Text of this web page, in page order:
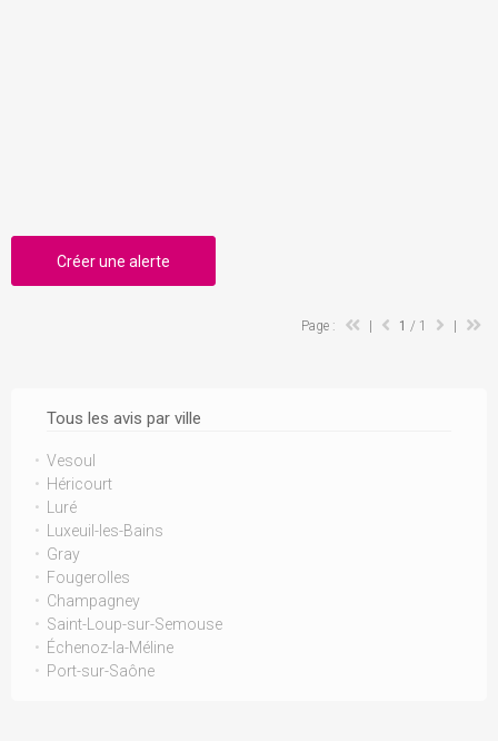
Tous les avis par ville
Vesoul
Héricourt
Luré
Luxeuil-les-Bains
Gray
Fougerolles
Champagney
Saint-Loup-sur-Semouse
Échenoz-la-Méline
Port-sur-Saône
Créer une alerte
Page : 1 / 1